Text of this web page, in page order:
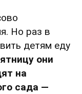
Но раз в
детям еду
они
на
сада —